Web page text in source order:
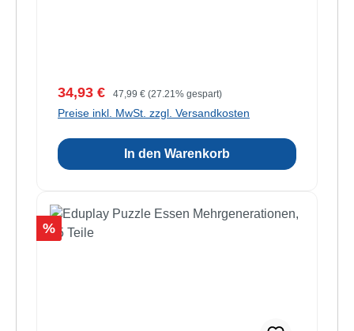
Verkaufspreis:
34,93 € Regulärer Preis:
47,99 € (27.21% gespart)
Preise inkl. MwSt. zzgl. Versandkosten
In den Warenkorb
Rabatt
%